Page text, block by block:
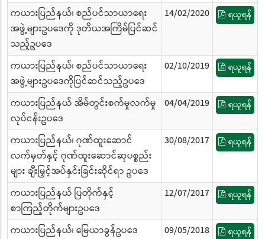
ကယားပြည်နယ်၊ စည်ပင်သာယာရေး
အဖွဲ့များဥပဒေကို ဒုတိယအကြိမ်ပြင်ဆင်
သည့်ဥပဒေ
14/02/2020 ရယူရန်
ကယားပြည်နယ်၊ စည်ပင်သာယာရေး
အဖွဲ့များဥပဒေကိုပြင်ဆင်သည့်ဥပဒေ
02/10/2019 ရယူရန်
ကယားပြည်နယ် အိမ်တွင်းစက်မှုလက်မှု
လုပ်ငန်းဥပဒေ
04/04/2019 ရယူရန်
ကယားပြည်နယ်၊ ဂုဏ်ထူးဆောင်
လက်မှတ်နှင့် ဂုဏ်ထူးဆောင်ဆုပစ္စည်း
များ ချီးမြှင့်အပ်နှင်းခြင်းဆိုင်ရာ ဥပဒေ
30/08/2017 ရယူရန်
ကယားပြည်နယ် ပြတိုက်နှင့်
စာကြည့်တိုက်များဥပဒေ
12/07/2017 ရယူရန်
ကယားပြည်နယ်၊ မြေယာခွန်ဥပဒေ 09/05/2018 ရယူရန်